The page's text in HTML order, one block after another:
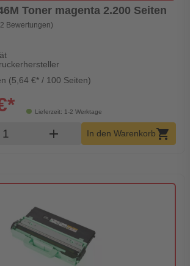
Toner magenta 2.200 Seiten
Bewertungen)
(5,64 €* / 100 Seiten)
Lieferzeit: 1-2 Werktage
Warenkorb Menge
add In den Warenkorbshopping_cart